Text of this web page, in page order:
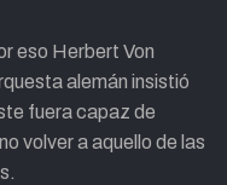
eso Herbert Von
alemán insistió
fuera capaz de
volver a aquello de las